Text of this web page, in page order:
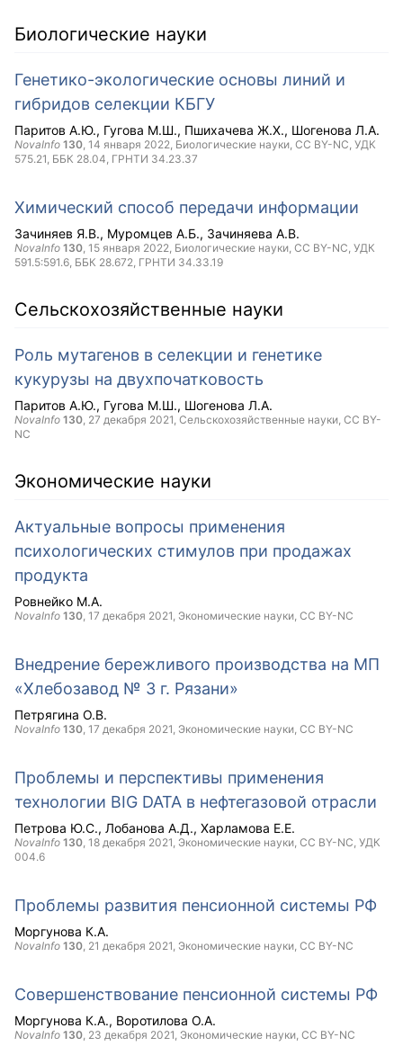
Биологические науки
Генетико-экологические основы линий и
гибридов селекции КБГУ
Паритов А.Ю. Гугова М.Ш. Пшихачева Ж.Х. Шогенова Л.А.
NovaInfo 130, 14 января 2022, Биологические науки, CC BY-NC, УДК
575.21, ББК 28.04, ГРНТИ 34.23.37
Химический способ передачи информации
Зачиняев Я.В. Муромцев А.Б. Зачиняева А.В.
NovaInfo 130, 15 января 2022, Биологические науки, CC BY-NC, УДК
591.5:591.6, ББК 28.672, ГРНТИ 34.33.19
Сельскохозяйственные науки
Роль мутагенов в селекции и генетике
кукурузы на двухпочатковость
Паритов А.Ю. Гугова М.Ш. Шогенова Л.А.
NovaInfo 130, 27 декабря 2021, Сельскохозяйственные науки, CC BY-
NC
Экономические науки
Актуальные вопросы применения
психологических стимулов при продажах
продукта
Ровнейко М.А.
NovaInfo 130, 17 декабря 2021, Экономические науки, CC BY-NC
Внедрение бережливого производства на МП
«Хлебозавод № 3 г. Рязани»
Петрягина О.В.
NovaInfo 130, 17 декабря 2021, Экономические науки, CC BY-NC
Проблемы и перспективы применения
технологии BIG DATA в нефтегазовой отрасли
Петрова Ю.С. Лобанова А.Д. Харламова Е.Е.
NovaInfo 130, 18 декабря 2021, Экономические науки, CC BY-NC, УДК
004.6
Проблемы развития пенсионной системы РФ
Моргунова К.А.
NovaInfo 130, 21 декабря 2021, Экономические науки, CC BY-NC
Совершенствование пенсионной системы РФ
Моргунова К.А. Воротилова О.А.
NovaInfo 130, 23 декабря 2021, Экономические науки, CC BY-NC